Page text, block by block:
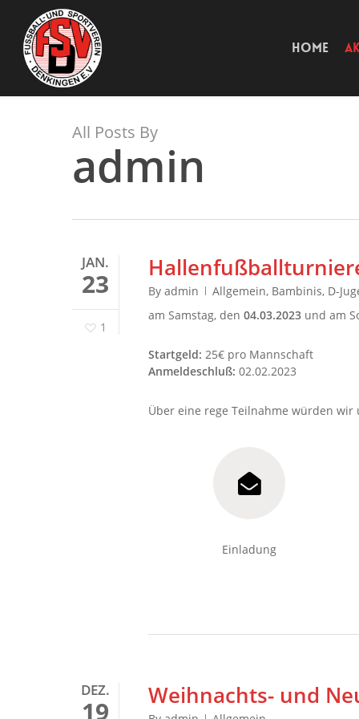
content
HOME
All Posts By
admin
JAN.
23
1
By admin Allgemein, Bambinis, D-
am Samstag, den04.03.2023 und am
Startgeld: 25€ pro Mannschaft
Anmeldeschluß: 02.02.2023
Über eine rege Teilnahme würden wir
Einladung
DEZ.
19 Weihnachts- und